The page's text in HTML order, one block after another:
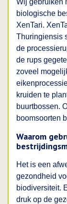
Wij gebruiken
biologische
XenTari.
Thuringiensis
de
de rups
zoveel
kruiden te
buurtbossen.
boomsoorten
Waarom
Het is een
gezondheid
biodiversiteit.
druk op de